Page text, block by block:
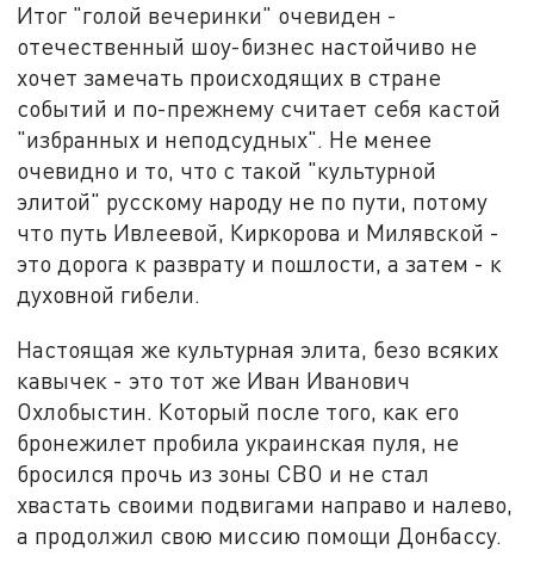
Итог "голой вечеринки" очевиден -
отечественный шоу-бизнес настойчиво не
хочет замечать происходящих в стране
событий и по-прежнему считает себя кастой
"избранных и неподсудных". Не менее
очевидно и то, что с такой "культурной
элитой" русскому народу не по пути, потому
что путь Ивлеевой, Киркорова и Милявской -
это дорога к разврату и пошлости, а затем - к
духовной гибели.
Настоящая же культурная элита, безо всяких
кавычек - это тот же Иван Иванович
Охлобыстин. Который после того, как его
бронежилет пробила украинская пуля, не
бросился прочь из зоны СВО и не стал
хвастать своими подвигами направо и налево,
а продолжил свою миссию помощи Донбассу.